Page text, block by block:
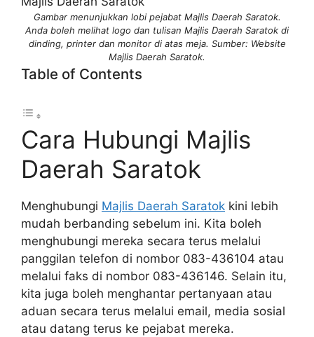
Gambar menunjukkan lobi pejabat Majlis Daerah Saratok.
Anda boleh melihat logo dan tulisan Majlis Daerah Saratok di
dinding, printer dan monitor di atas meja. Sumber: Website
Majlis Daerah Saratok.
Table of Contents
Cara Hubungi Majlis
Daerah Saratok
Menghubungi Majlis Daerah Saratok kini lebih
mudah berbanding sebelum ini. Kita boleh
menghubungi mereka secara terus melalui
panggilan telefon di nombor 083-436104 atau
melalui faks di nombor 083-436146. Selain itu,
kita juga boleh menghantar pertanyaan atau
aduan secara terus melalui email, media sosial
atau datang terus ke pejabat mereka.